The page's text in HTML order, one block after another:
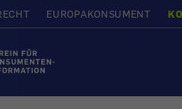
EUROPAKONSUMENT